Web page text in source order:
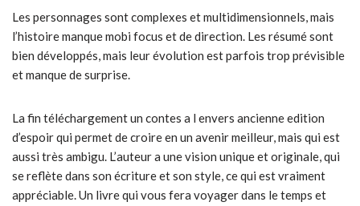
Les personnages sont complexes et multidimensionnels, mais
l’histoire manque mobi focus et de direction. Les résumé sont
bien développés, mais leur évolution est parfois trop prévisible
et manque de surprise.
La fin téléchargement un contes a l envers ancienne edition
d’espoir qui permet de croire en un avenir meilleur, mais qui est
aussi très ambigu. L’auteur a une vision unique et originale, qui
se reflète dans son écriture et son style, ce qui est vraiment
appréciable. Un livre qui vous fera voyager dans le temps et